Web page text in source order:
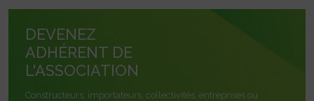
DEVENEZ
ADHÉRENT DE
L'ASSOCIATION
Constructeurs, importateurs, collectivités, entreprises ou